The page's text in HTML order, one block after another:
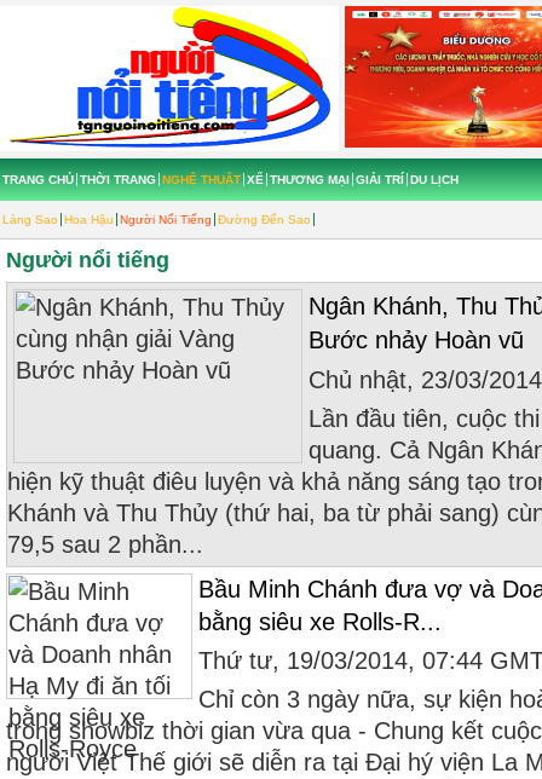
TRANG CHỦ THỜI TRANG NGHỆ THUẬT
Làng Sao Hoa Hậu Người Nổi Tiếng Đường Đến Sao
XẾ THƯƠNG MẠI GIẢI TRÍ DU LỊCH
Người nổi tiếng
Ngân Khánh, Thu
Bước nhảy Hoàn vũ
Chủ nhật, 23/03/
Lần đầu tiên, cuộc
quang. Cả Ngân
hiện kỹ thuật điêu luyện và khả năng sáng tạo
Khánh và Thu Thủy (thứ hai, ba từ phải sang)
79,5 sau 2 phần...
Bầu Minh Chánh đưa vợ và
bằng siêu xe Rolls-R...
Thứ tư, 19/03/2014, 07:44
Chỉ còn 3 ngày nữa, sự kiện
trong showbiz thời gian vừa qua - Chung kết
người Việt Thế giới sẽ diễn ra tại Đại hý viện La